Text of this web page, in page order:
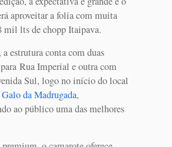
aproveitar a folia com muita
mil lts de chopp Itaipava.
estrutura conta com duas
Rua Imperial e outra com
Sul, logo no início do local
Galo da Madrugada,
ao público uma das melhores